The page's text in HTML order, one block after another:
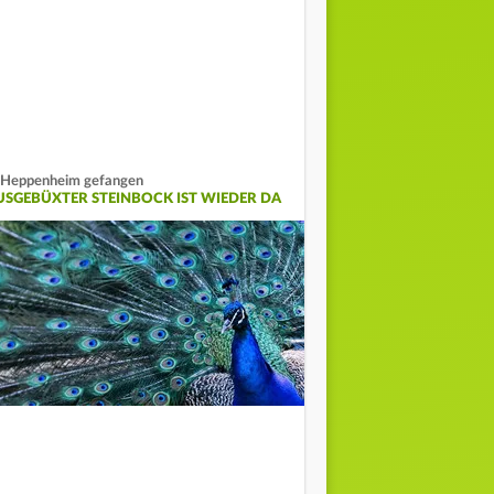
gefangen
STEINBOCK IST WIEDER DA